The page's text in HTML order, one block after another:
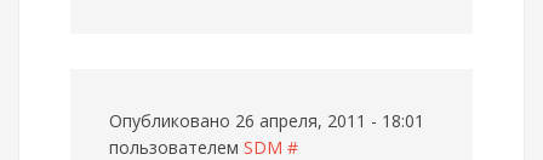
Опубликовано 26 апреля, 2011 - 18:01
пользователем SDM #